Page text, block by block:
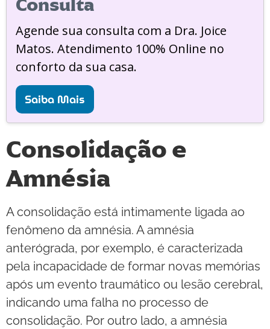
Consulta
Agende sua consulta com a Dra. Joice
Matos. Atendimento 100% Online no
conforto da sua casa.
Saiba Mais
Consolidação e
Amnésia
A consolidação está intimamente ligada ao
fenômeno da amnésia. A amnésia
anterógrada, por exemplo, é caracterizada
pela incapacidade de formar novas memórias
após um evento traumático ou lesão cerebral,
indicando uma falha no processo de
consolidação. Por outro lado, a amnésia